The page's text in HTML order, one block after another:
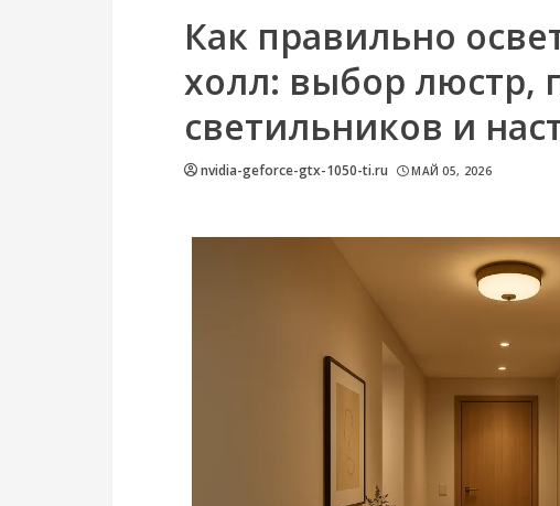
Как правильно
холл: выбор люстр,
светильников и
nvidia-geforce-gtx-1050-ti.ru МАЙ 05, 2026